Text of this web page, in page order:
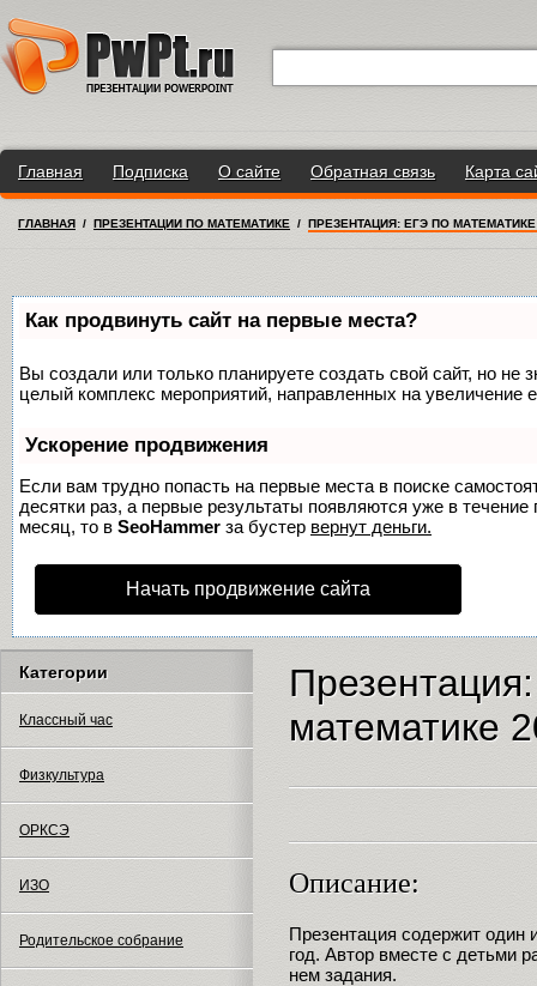
Главная Подписка О сайте Обратная связь Карта
ГЛАВНАЯ / ПРЕЗЕНТАЦИИ ПО МАТЕМАТИКЕ / ПРЕЗЕНТАЦИЯ: ЕГЭ ПО МАТЕМАТИКЕ
Как продвинуть сайт на первые места?
Вы создали или только планируете создать свой сайт, но не
целый комплекс мероприятий, направленных на увеличение
Ускорение продвижения
Если вам трудно попасть на первые места в поиске
десятки раз, а первые результаты появляются уже в
месяц, то в SeoHammer за бустер вернут деньги.
Начать продвижение сайта
Категории
Классный час
Физкультура
ОРКСЭ
ИЗО
Родительское собрание
математике
Описание:
Презентация содержит один
год. Автор вместе с детьми
нем задания.